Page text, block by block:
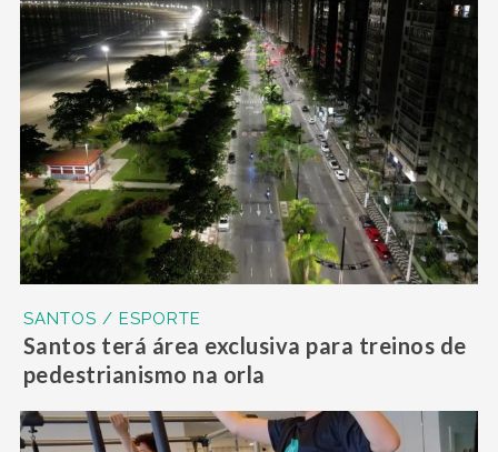
SANTOS / ESPORTE
Santos terá área exclusiva para treinos de
pedestrianismo na orla